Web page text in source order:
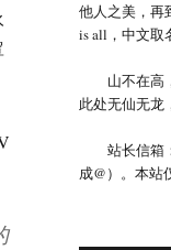
他人之美，再
is all，中文取
山不在高，
此处无仙无龙
站长信箱：
成@）。本站